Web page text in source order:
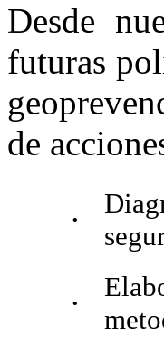
Desde
futuras
de
•
•